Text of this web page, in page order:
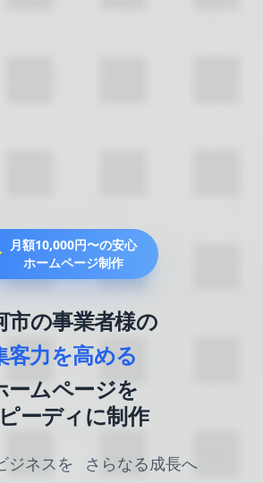
月額10,000円〜の安心
ホームページ制作
市の事業者様の
客力を高める
ームページを
ーディに制作
ジネスを さらなる成長へ